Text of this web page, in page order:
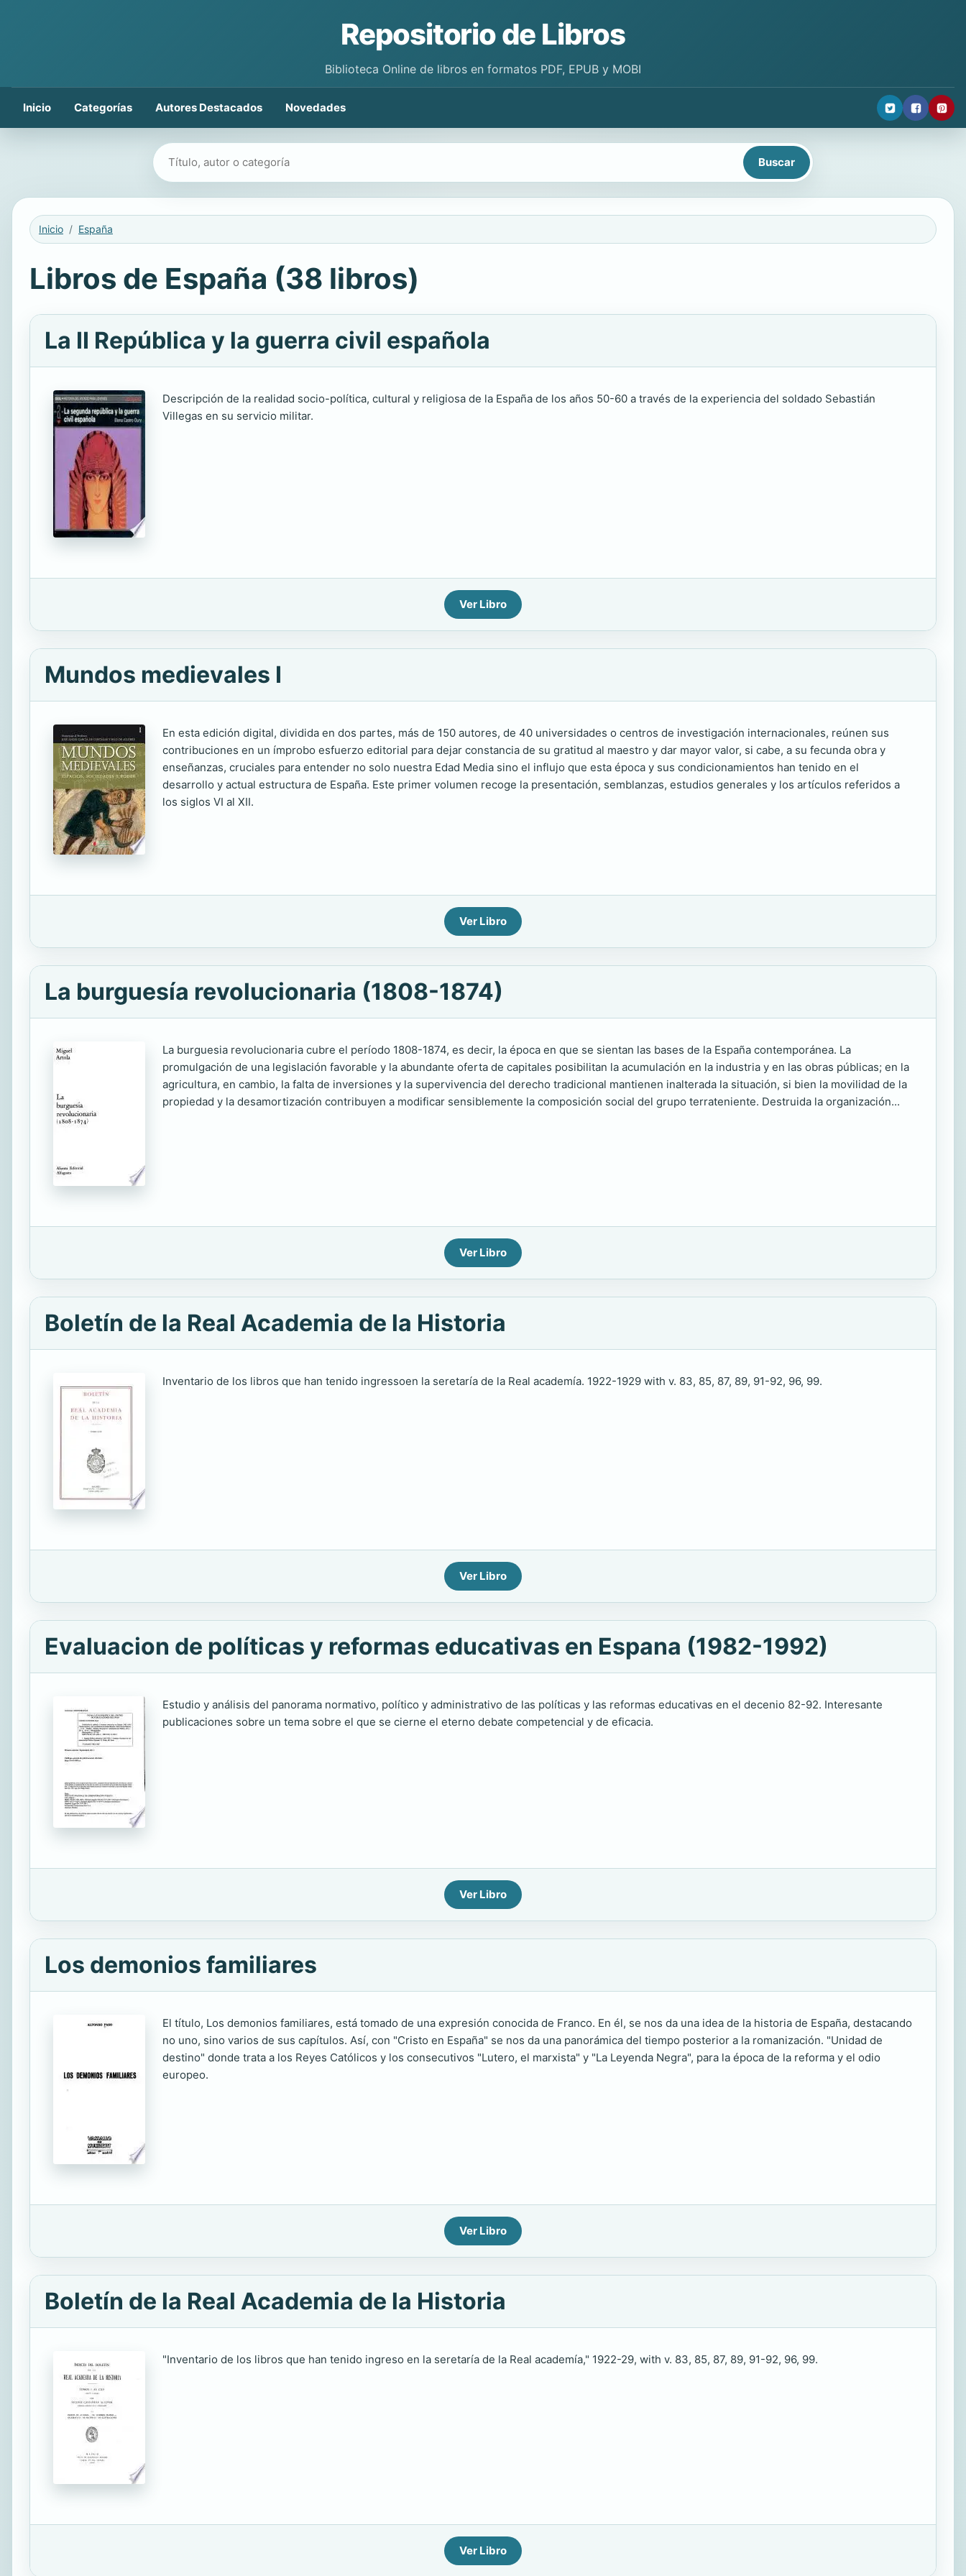
Repositorio de Libros
Biblioteca Online de libros en formatos PDF, EPUB y MOBI
Inicio Categorías Autores Destacados Novedades
Buscar libros
Inicio España
Libros de España (38 libros)
La II República y la guerra civil española
Descripción de la realidad socio-política, cultural y religiosa de la España de los años 50-60 a través de la experiencia del soldado Sebastián
Villegas en su servicio militar.
Ver Libro
Mundos medievales I
En esta edición digital, dividida en dos partes, más de 150 autores, de 40 universidades o centros de investigación internacionales, reúnen sus
contribuciones en un ímprobo esfuerzo editorial para dejar constancia de su gratitud al maestro y dar mayor valor, si cabe, a su fecunda obra y
enseñanzas, cruciales para entender no solo nuestra Edad Media sino el influjo que esta época y sus condicionamientos han tenido en el
desarrollo y actual estructura de España. Este primer volumen recoge la presentación, semblanzas, estudios generales y los artículos referidos a
los siglos VI al XII.
Ver Libro
La burguesía revolucionaria (1808-1874)
La burguesia revolucionaria cubre el período 1808-1874, es decir, la época en que se sientan las bases de la España contemporánea. La
promulgación de una legislación favorable y la abundante oferta de capitales posibilitan la acumulación en la industria y en las obras públicas; en la
agricultura, en cambio, la falta de inversiones y la supervivencia del derecho tradicional mantienen inalterada la situación, si bien la movilidad de la
propiedad y la desamortización contribuyen a modificar sensiblemente la composición social del grupo terrateniente. Destruida la organización...
Ver Libro
Boletín de la Real Academia de la Historia
Inventario de los libros que han tenido ingressoen la seretaría de la Real academía. 1922-1929 with v. 83, 85, 87, 89, 91-92, 96, 99.
Ver Libro
Evaluacion de políticas y reformas educativas en Espana (1982-1992)
Estudio y análisis del panorama normativo, político y administrativo de las políticas y las reformas educativas en el decenio 82-92. Interesante
publicaciones sobre un tema sobre el que se cierne el eterno debate competencial y de eficacia.
Ver Libro
Los demonios familiares
El título, Los demonios familiares, está tomado de una expresión conocida de Franco. En él, se nos da una idea de la historia de España, destacando
no uno, sino varios de sus capítulos. Así, con "Cristo en España" se nos da una panorámica del tiempo posterior a la romanización. "Unidad de
destino" donde trata a los Reyes Católicos y los consecutivos "Lutero, el marxista" y "La Leyenda Negra", para la época de la reforma y el odio
europeo.
Ver Libro
Boletín de la Real Academia de la Historia
"Inventario de los libros que han tenido ingreso en la seretaría de la Real academía," 1922-29, with v. 83, 85, 87, 89, 91-92, 96, 99.
Ver Libro